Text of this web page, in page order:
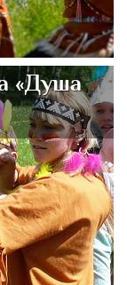
«Душа